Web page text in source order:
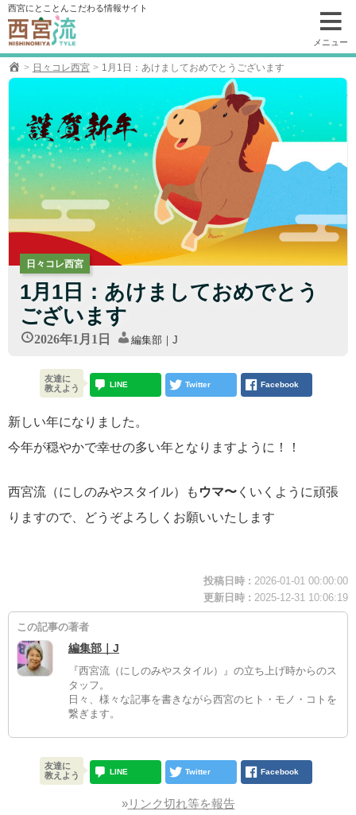
コ
ン
テ
ン
ツ
動
西宮にとことんこだわる情報サイト
メニュー
日々コレ西宮 1月1日：あけましておめでとうございます
日々コレ西宮
1月1日：あけましておめでとう
ございます
2026年1月1日 編集部｜J
新しい年になりました。
今年が穏やかで幸せの多い年となりますように！！
西宮流（にしのみやスタイル）も ウマ〜 くいくように頑張
りますので、どうぞよろしくお願いいたします
友達に
教えよう
LINE Twitter Facebook
投稿日時 : 2026-01-01 00:00:00
更新日時 : 2025-12-31 10:06:19
この記事の著者
編集部｜J
『西宮流（にしのみやスタイル）』の立ち上げ時からのス
タッフ。
日々、様々な記事を書きながら西宮のヒト・モノ・コトを
繋ぎます。
友達に
教えよう
LINE Twitter Facebook
»リンク切れ等を報告